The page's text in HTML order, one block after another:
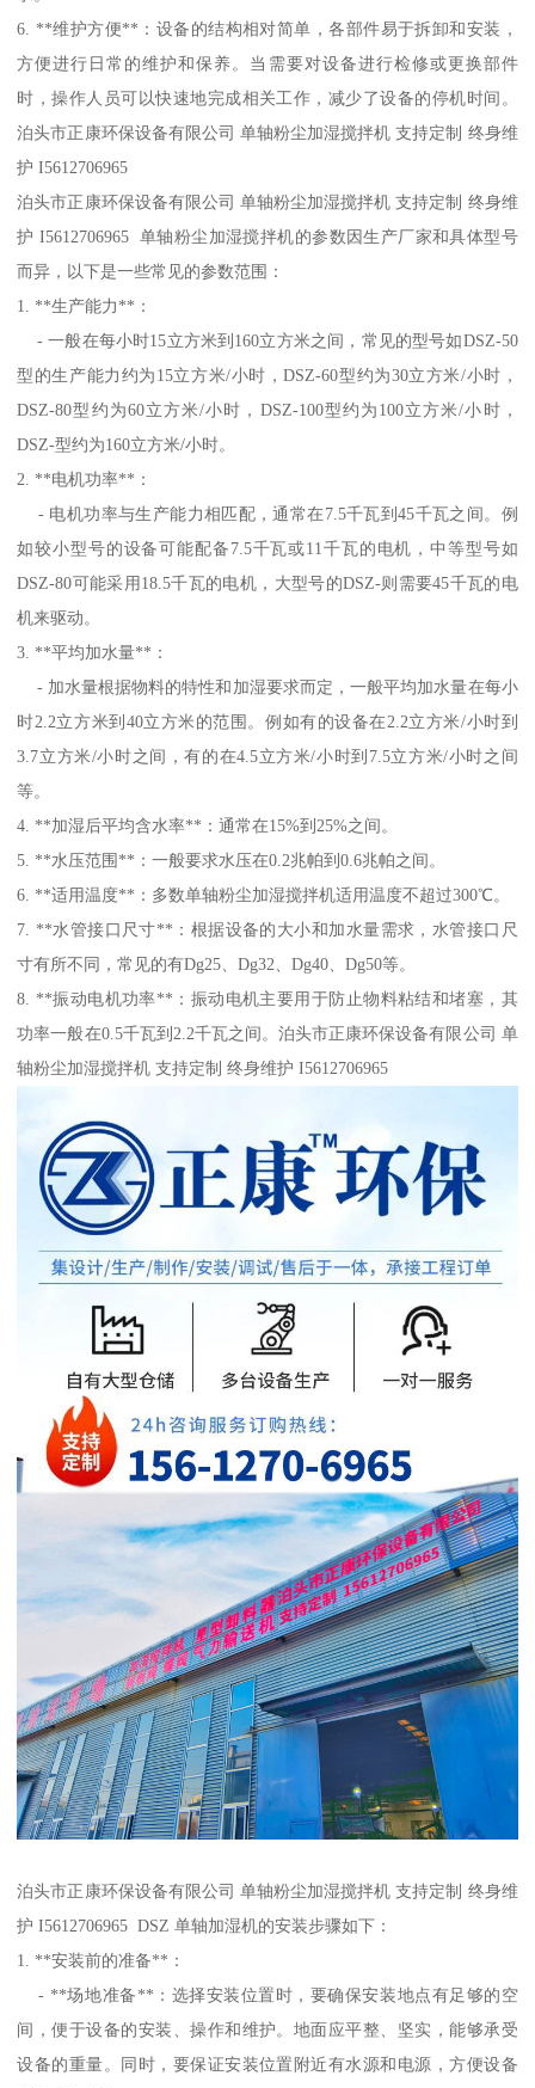
6. **维护方便**：设备的结构相对简单，各部件易于拆卸和安装，
方便进行日常的维护和保养。当需要对设备进行检修或更换部件
时，操作人员可以快速地完成相关工作，减少了设备的停机时间。
泊头市正康环保设备有限公司 单轴粉尘加湿搅拌机 支持定制 终身维
护 I5612706965
泊头市正康环保设备有限公司 单轴粉尘加湿搅拌机 支持定制 终身维
护 I5612706965 单轴粉尘加湿搅拌机的参数因生产厂家和具体型号
而异，以下是一些常见的参数范围：
1. **生产能力**：
- 一般在每小时15立方米到160立方米之间，常见的型号如DSZ-50
型的生产能力约为15立方米/小时，DSZ-60型约为30立方米/小时，
DSZ-80型约为60立方米/小时，DSZ-100型约为100立方米/小时，
DSZ-型约为160立方米/小时。
2. **电机功率**：
- 电机功率与生产能力相匹配，通常在7.5千瓦到45千瓦之间。例
如较小型号的设备可能配备7.5千瓦或11千瓦的电机，中等型号如
DSZ-80可能采用18.5千瓦的电机，大型号的DSZ-则需要45千瓦的电
机来驱动。
3. **平均加水量**：
- 加水量根据物料的特性和加湿要求而定，一般平均加水量在每小
时2.2立方米到40立方米的范围。例如有的设备在2.2立方米/小时到
3.7立方米/小时之间，有的在4.5立方米/小时到7.5立方米/小时之间
等。
4. **加湿后平均含水率**：通常在15%到25%之间。
5. **水压范围**：一般要求水压在0.2兆帕到0.6兆帕之间。
6. **适用温度**：多数单轴粉尘加湿搅拌机适用温度不超过300℃。
7. **水管接口尺寸**：根据设备的大小和加水量需求，水管接口尺
寸有所不同，常见的有Dg25、Dg32、Dg40、Dg50等。
8. **振动电机功率**：振动电机主要用于防止物料粘结和堵塞，其
功率一般在0.5千瓦到2.2千瓦之间。泊头市正康环保设备有限公司 单
轴粉尘加湿搅拌机 支持定制 终身维护 I5612706965
泊头市正康环保设备有限公司 单轴粉尘加湿搅拌机 支持定制 终身维
护 I5612706965 DSZ 单轴加湿机的安装步骤如下：
1. **安装前的准备**：
- **场地准备**：选择安装位置时，要确保安装地点有足够的空
间，便于设备的安装、操作和维护。地面应平整、坚实，能够承受
设备的重量。同时，要保证安装位置附近有水源和电源，方便设备